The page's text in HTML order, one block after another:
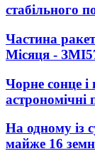
стабільного
Частина
Місяця - ЗМІ
Чорне сонце і
астрономічні
На одному із
майже 16